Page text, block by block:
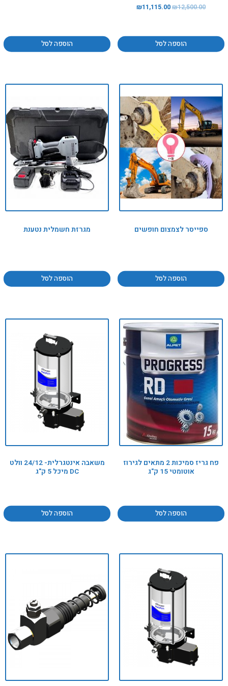
₪12,500.00
₪11,115.00
הוספה לסל הוספה לסל
ספייסר לצמצום חופשים
הוספה לסל
מגרזת חשמלית נטענת
הוספה לסל
פח גריז סמיכות 2 מתאים לגירוז
אוטומטי 15 ק"ג
הוספה לסל
משאבה אינטגרלית- 24/12 וולט
DC מיכל 5 ק"ג
הוספה לסל